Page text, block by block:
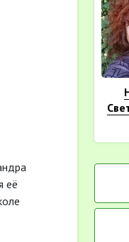
её